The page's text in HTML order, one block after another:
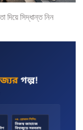
দিয়ে সিদ্ধান্ত নিন